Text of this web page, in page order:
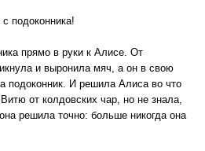
подоконника!
прямо в руки к Алисе. От
и выронила мяч, а он в свою
подоконник. И решила Алиса во что
от колдовских чар, но не знала,
решила точно: больше никогда она